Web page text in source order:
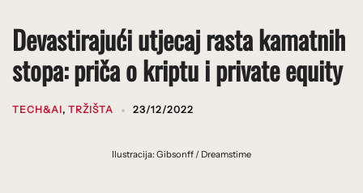
Devastirajući utjecaj rasta kamatnih
stopa: priča o kriptu i private equity
TECH&AI, TRŽIŠTA 23/12/2022
Ilustracija: Gibsonff / Dreamstime